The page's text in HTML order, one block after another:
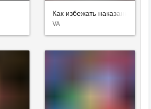
Как избежать наказания за
VA